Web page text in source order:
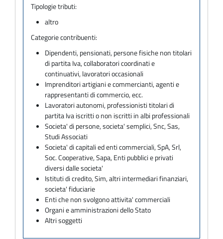
Tipologie tributi:
altro
Categorie contribuenti:
Dipendenti, pensionati, persone fisiche non titolari
di partita Iva, collaboratori coordinati e
continuativi, lavoratori occasionali
Imprenditori artigiani e commercianti, agenti e
rappresentanti di commercio, ecc.
Lavoratori autonomi, professionisti titolari di
partita Iva iscritti o non iscritti in albi professionali
Societa' di persone, societa' semplici, Snc, Sas,
Studi Associati
Societa' di capitali ed enti commerciali, SpA, Srl,
Soc. Cooperative, Sapa, Enti pubblici e privati
diversi dalle societa'
Istituti di credito, Sim, altri intermediari finanziari,
societa' fiduciarie
Enti che non svolgono attivita' commerciali
Organi e amministrazioni dello Stato
Altri soggetti